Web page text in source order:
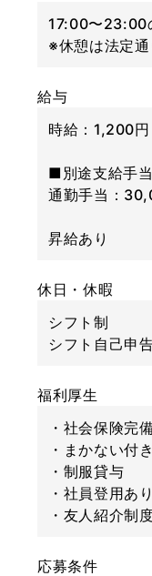
17:00〜23:00
※休憩は法定
給与
時給：1,200円
■別途支給手当
通勤手当：
昇給あり
休日・休暇
シフト制
シフト自己申
福利厚生
・社会保険完
・まかない付
・制服貸与
・社員登用あり
・友人紹介制
応募条件